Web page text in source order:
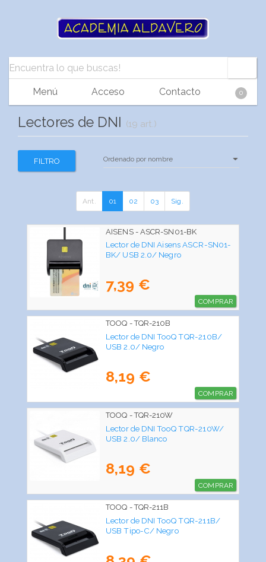
Menú Acceso Contacto 0
Lectores de DNI (19 art.)
FILTRO
Ant. 01 02 03 Sig.
AISENS - ASCR-SN01-BK
Lector de DNI Aisens ASCR-SN01-
BK/ USB 2.0/ Negro
7,39 €
COMPRAR
TOOQ - TQR-210B
Lector de DNI TooQ TQR-210B/
USB 2.0/ Negro
8,19 €
COMPRAR
TOOQ - TQR-210W
Lector de DNI TooQ TQR-210W/
USB 2.0/ Blanco
8,19 €
COMPRAR
TOOQ - TQR-211B
Lector de DNI TooQ TQR-211B/
USB Tipo-C/ Negro